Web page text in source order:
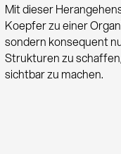
Mit dieser
Koepfer zu einer
sondern konsequent
Strukturen zu
sichtbar zu machen.